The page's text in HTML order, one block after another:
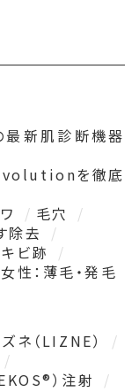
最新肌診断機器
を徹底
毛穴
除去
ビ跡
女性：薄毛・発毛
ズネ（LIZNE）
）注射